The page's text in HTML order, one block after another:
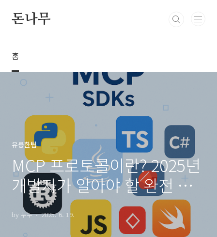
돈나무
홈
유용한팁
MCP 프로토콜이란? 2025년
개발자가 알아야 할 완전 가
이드
by 누누 2025. 6. 19.